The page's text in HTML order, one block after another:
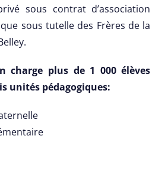
sous contrat d’association
sous tutelle des Frères de la
charge plus de 1 000 élèves
unités pédagogiques: